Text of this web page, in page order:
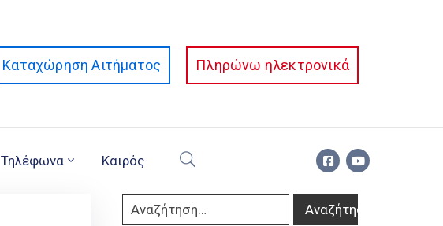
Καταχώρηση Αιτήματος Πληρώνω ηλεκτρονικά
Τηλέφωνα Καιρός